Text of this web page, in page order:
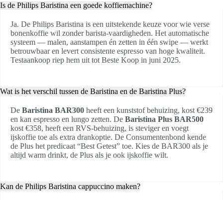
Is de Philips Baristina een goede koffiemachine?
Ja. De Philips Baristina is een uitstekende keuze voor wie verse
bonenkoffie wil zonder barista-vaardigheden. Het automatische
systeem — malen, aanstampen én zetten in één swipe — werkt
betrouwbaar en levert consistente espresso van hoge kwaliteit.
Testaankoop riep hem uit tot Beste Koop in juni 2025.
Wat is het verschil tussen de Baristina en de Baristina Plus?
De Baristina BAR300 heeft een kunststof behuizing, kost €239
en kan espresso en lungo zetten. De Baristina Plus BAR500
kost €358, heeft een RVS-behuizing, is steviger en voegt
ijskoffie toe als extra drankoptie. De Consumentenbond kende
de Plus het predicaat “Best Getest” toe. Kies de BAR300 als je
altijd warm drinkt, de Plus als je ook ijskoffie wilt.
Kan de Philips Baristina cappuccino maken?